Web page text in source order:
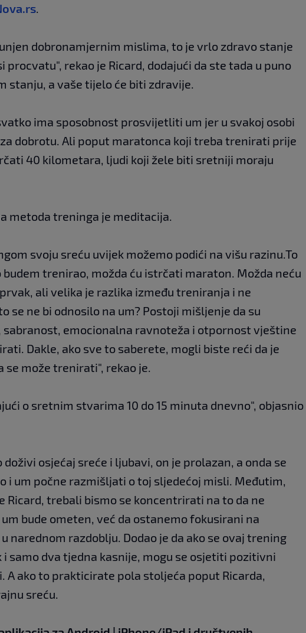
.
dobronamjernim mislima, to je vrlo zdravo stanje
procvatu", rekao je Ricard, dodajući da ste tada u puno
stanju, a vaše tijelo će biti zdravije.
ima sposobnost prosvijetliti um jer u svakoj osobi
dobrotu. Ali poput maratonca koji treba trenirati prije
40 kilometara, ljudi koji žele biti sretniji moraju
metoda treninga je meditacija.
svoju sreću uvijek možemo podići na višu razinu.To
budem trenirao, možda ću istrčati maraton. Možda neću
ali velika je razlika između treniranja i ne
se ne bi odnosilo na um? Postoji mišljenje da su
emocionalna ravnoteža i otpornost vještine
Dakle, ako sve to saberete, mogli biste reći da je
se može trenirati", rekao je.
o sretnim stvarima 10 do 15 minuta dnevno", objasnio
doživi osjećaj sreće i ljubavi, on je prolazan, a onda se
i um počne razmišljati o toj sljedećoj misli. Međutim,
Ricard, trebali bismo se koncentrirati na to da ne
bude ometen, već da ostanemo fokusirani na
narednom razdoblju. Dodao je da ako se ovaj trening
i samo dva tjedna kasnije, mogu se osjetiti pozitivni
ako to prakticirate pola stoljeća poput Ricarda,
sreću.